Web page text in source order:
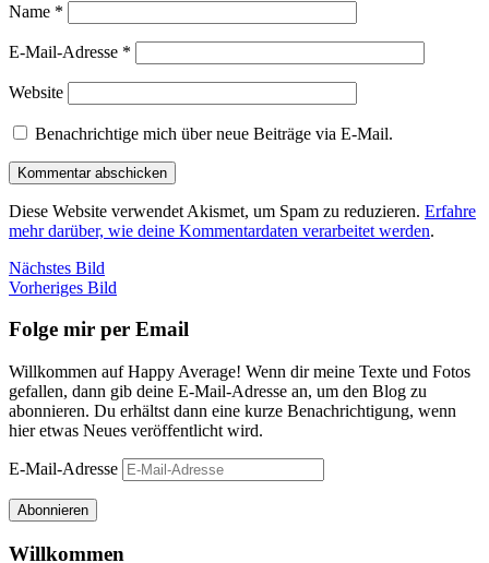
Name *
E-Mail-Adresse *
Website
Benachrichtige mich über neue Beiträge via E-Mail.
Diese Website verwendet Akismet, um Spam zu reduzieren. Erfahre
mehr darüber, wie deine Kommentardaten verarbeitet werden.
Nächstes Bild
Vorheriges Bild
Folge mir per Email
Willkommen auf Happy Average! Wenn dir meine Texte und Fotos
gefallen, dann gib deine E-Mail-Adresse an, um den Blog zu
abonnieren. Du erhältst dann eine kurze Benachrichtigung, wenn
hier etwas Neues veröffentlicht wird.
E-Mail-Adresse
Abonnieren
Willkommen